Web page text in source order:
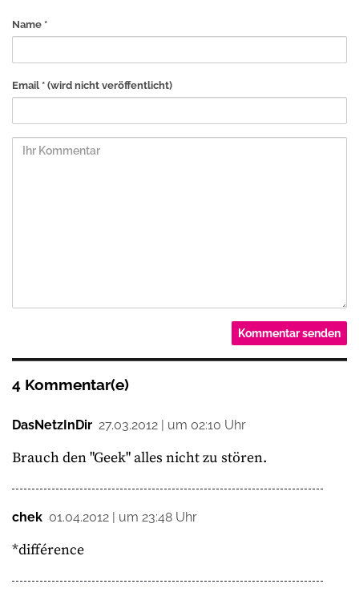
Name *
Email * (wird nicht veröffentlicht)
4 Kommentar(e)
DasNetzInDir 27.03.2012 | um 02:10 Uhr
Brauch den "Geek" alles nicht zu stören.
chek 01.04.2012 | um 23:48 Uhr
*différence